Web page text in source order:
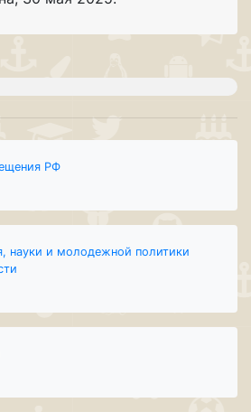
РФ
науки и молодежной политики